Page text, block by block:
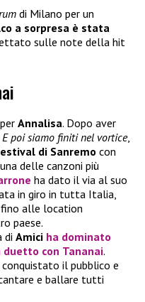
di Milano per un
a sorpresa è stata
sulle note della hit
Annalisa. Dopo aver
E poi siamo finiti nel vortice,
di Sanremo con
delle canzoni più
ha dato il via al suo
in giro in tutta Italia,
fino alle location
paese.
di Amici ha dominato
duetto con Tananai.
il pubblico e
e ballare tutti